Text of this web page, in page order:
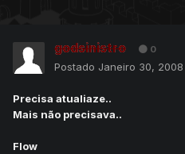
godsinistro 0
Postado Janeiro 30, 2008
Precisa atualiaze..
Mais não precisava..
Flow